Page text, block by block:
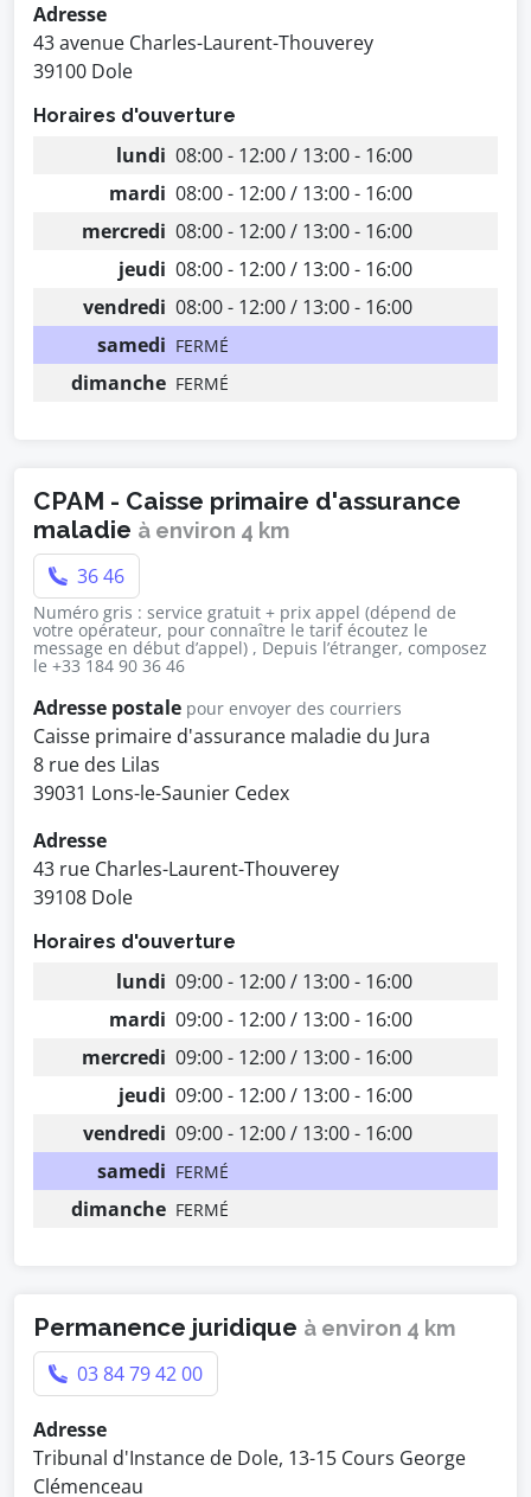
Adresse
43 avenue Charles-Laurent-Thouverey
39100 Dole
Horaires d'ouverture
lundi 08:00 - 12:00 / 13:00 - 16:00
mardi 08:00 - 12:00 / 13:00 - 16:00
mercredi 08:00 - 12:00 / 13:00 - 16:00
jeudi 08:00 - 12:00 / 13:00 - 16:00
vendredi 08:00 - 12:00 / 13:00 - 16:00
samedi FERMÉ
dimanche FERMÉ
CPAM - Caisse primaire d'assurance
maladie à environ 4 km
36 46
Numéro gris : service gratuit + prix appel (dépend de
votre opérateur, pour connaître le tarif écoutez le
message en début d’appel) , Depuis l’étranger, composez
le +33 184 90 36 46
Adresse postale pour envoyer des courriers
Caisse primaire d'assurance maladie du Jura
8 rue des Lilas
39031 Lons-le-Saunier Cedex
Adresse
43 rue Charles-Laurent-Thouverey
39108 Dole
Horaires d'ouverture
lundi 09:00 - 12:00 / 13:00 - 16:00
mardi 09:00 - 12:00 / 13:00 - 16:00
mercredi 09:00 - 12:00 / 13:00 - 16:00
jeudi 09:00 - 12:00 / 13:00 - 16:00
vendredi 09:00 - 12:00 / 13:00 - 16:00
samedi FERMÉ
dimanche FERMÉ
Permanence juridique à environ 4 km
03 84 79 42 00
Adresse
Tribunal d'Instance de Dole, 13-15 Cours George
Clémenceau